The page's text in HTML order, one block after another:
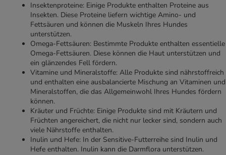
Insektenproteine: Einige Produkte enthalten Proteine aus
Insekten. Diese Proteine liefern wichtige Amino- und
Fettsäuren und können die Muskeln Ihres Hundes
unterstützen.
Omega-Fettsäuren: Bestimmte Produkte enthalten essentielle
Omega-Fettsäuren. Diese können die Haut unterstützen und
ein glänzendes Fell fördern.
Vitamine und Mineralstoffe: Alle Produkte sind nährstoffreich
und enthalten eine ausbalancierte Mischung an Vitaminen und
Mineralstoffen, die das Allgemeinwohl Ihres Hundes fördern
können.
Kräuter und Früchte: Einige Produkte sind mit Kräutern und
Früchten angereichert, die nicht nur lecker sind, sondern auch
viele Nährstoffe enthalten.
Inulin und Hefe: In der Sensitive-Futterreihe sind Inulin und
Hefe enthalten. Inulin kann die Darmflora unterstützen.